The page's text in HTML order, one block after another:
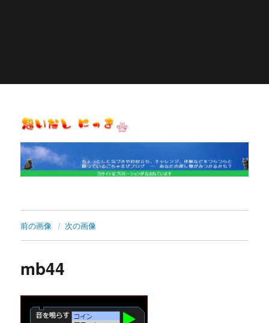
思いだし にっき
前の画像 次の画像
mb44